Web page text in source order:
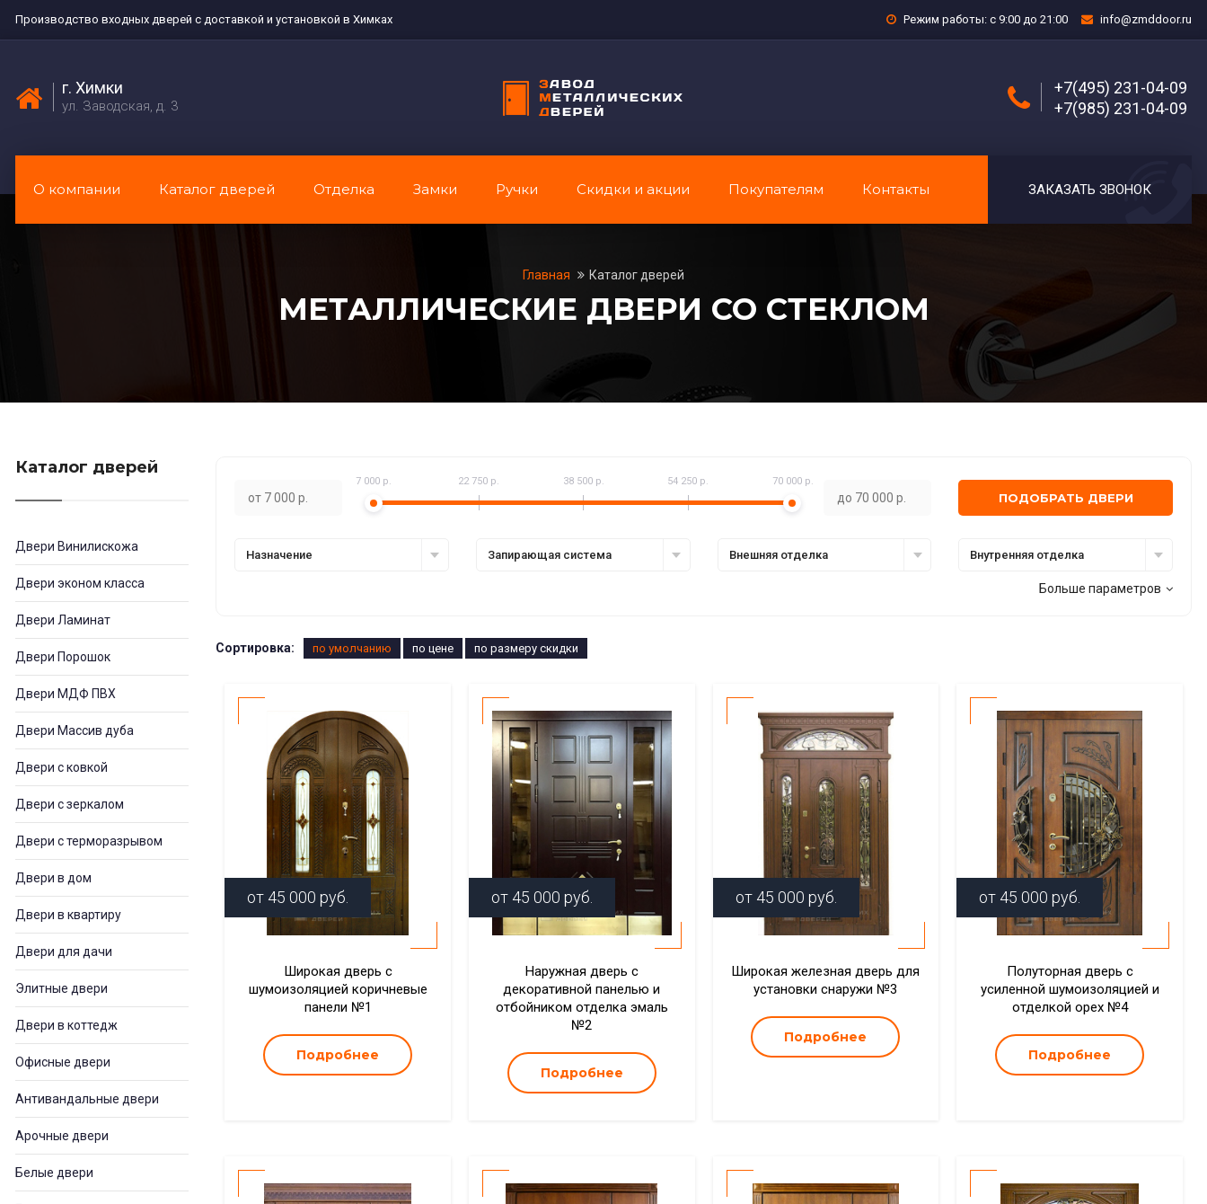
Производство входных дверей с доставкой и установкой в Химках Режим работы: с 9:00 до 21:00 info@zmddoor.ru
г. Химки
ул. Заводская, д. 3
+7(495) 231-04-09
+7(985) 231-04-09
О компании Каталог дверей Отделка Замки Ручки Скидки и акции Покупателям Контакты ЗАКАЗАТЬ ЗВОНОК
Главная Каталог дверей
МЕТАЛЛИЧЕСКИЕ ДВЕРИ СО СТЕКЛОМ
Каталог дверей
Двери Винилискожа
Двери эконом класса
Двери Ламинат
Двери Порошок
Двери МДФ ПВХ
Двери Массив дуба
Двери с ковкой
Двери с зеркалом
Двери с терморазрывом
Двери в дом
Двери в квартиру
Двери для дачи
Элитные двери
Двери в коттедж
Офисные двери
Антивандальные двери
Арочные двери
Белые двери
7 000 р. 22 750 р. 38 500 р. 54 250 р. 70 000 р.
ПОДОБРАТЬ ДВЕРИ
Назначение Запирающая система Внешняя отделка Внутренняя отделка
Больше параметров
Сортировка: по умолчанию по цене по размеру скидки
от 45 000 руб.
Широкая дверь с
шумоизоляцией коричневые
панели №1
Подробнее
от 45 000 руб.
Наружная дверь с
декоративной панелью и
отбойником отделка эмаль
№2
Подробнее
от 45 000 руб.
Широкая железная дверь для
установки снаружи №3
Подробнее
от 45 000 руб.
Полуторная дверь с
усиленной шумоизоляцией и
отделкой орех №4
Подробнее